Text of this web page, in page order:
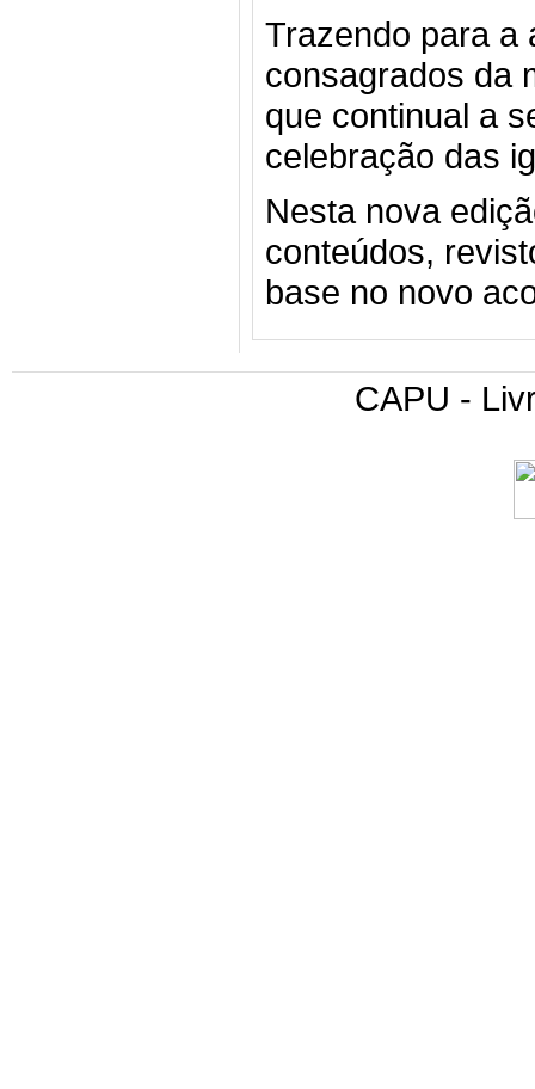
Trazendo para a
consagrados da
que continual a
celebração das
Nesta nova
conteúdos,
base no novo
CAPU -